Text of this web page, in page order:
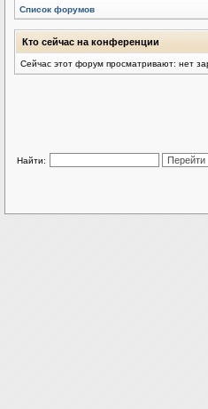
Список форумов
Кто сейчас на конференции
Сейчас этот форум просматривают: нет
Найти: